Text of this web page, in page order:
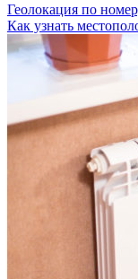
Геолокация по
Как узнать